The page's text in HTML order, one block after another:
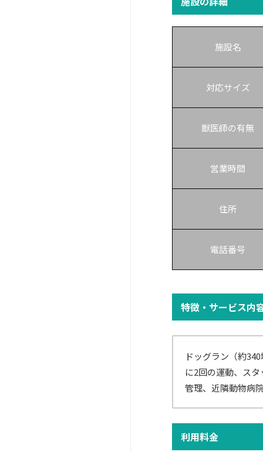
施設名
対応サイズ
獣医師の有無
営業時間
住所
電話番号
特徴・サービス内
ドッグラン（約
に2回の運動、ス
管理、近隣動物病
利用料金